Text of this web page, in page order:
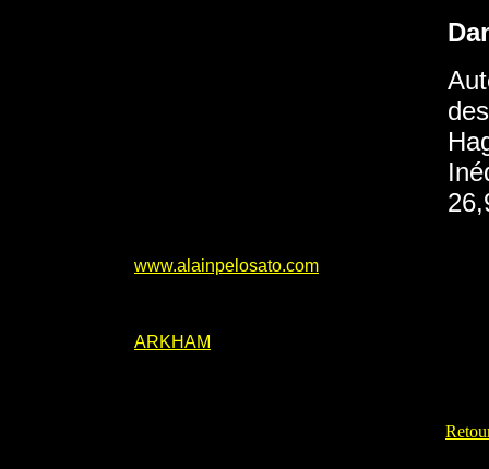
www.alainpelosato.com
ARKHAM